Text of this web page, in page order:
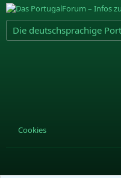
Die deutschsprachige
Cookies